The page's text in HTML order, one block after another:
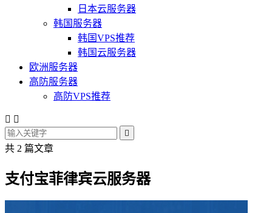
日本云服务器
韩国服务器
韩国VPS推荐
韩国云服务器
欧洲服务器
高防服务器
高防VPS推荐
 

共 2 篇文章
支付宝菲律宾云服务器